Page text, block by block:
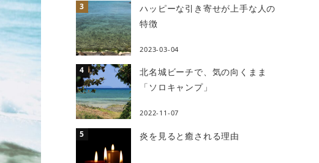
ハッピーな引き寄せが上手な人の
特徴
2023-03-04
北名城ビーチで、気の向くまま
「ソロキャンプ」
2022-11-07
炎を見ると癒される理由